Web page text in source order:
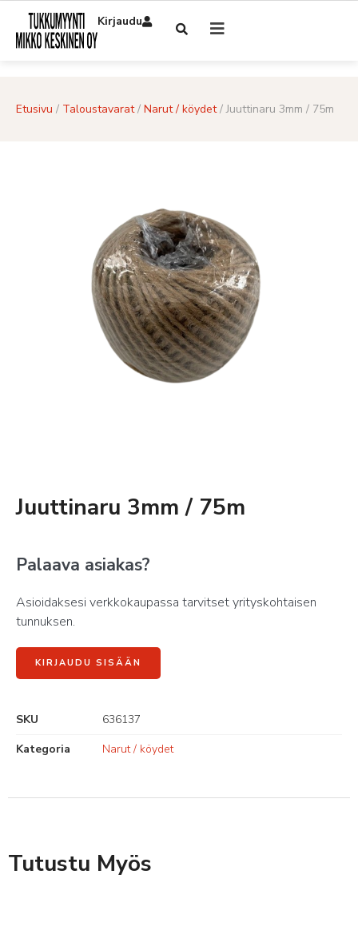
Kirjaudu
Etusivu / Taloustavarat/ Narut / köydet/ Juuttinaru 3mm / 75m
Juuttinaru 3mm / 75m
Palaava asiakas?
Asioidaksesi verkkokaupassa tarvitset yrityskohtaisen
tunnuksen.
KIRJAUDU SISÄÄN
SKU
636137
Kategoria
Narut / köydet
Tutustu Myös